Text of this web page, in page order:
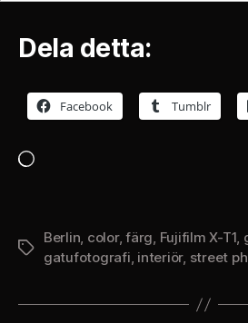
Dela detta:
Facebook Tumblr
Etiketter
Berlin, color,färg, Fujifilm X-T1,
gatufotografi, interiör, street